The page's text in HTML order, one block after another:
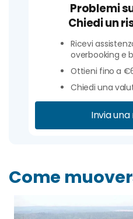
Problemi
Chiedi un
Ricevi
overbooking e
Ottieni fino a
Chiedi una
Invia
Come